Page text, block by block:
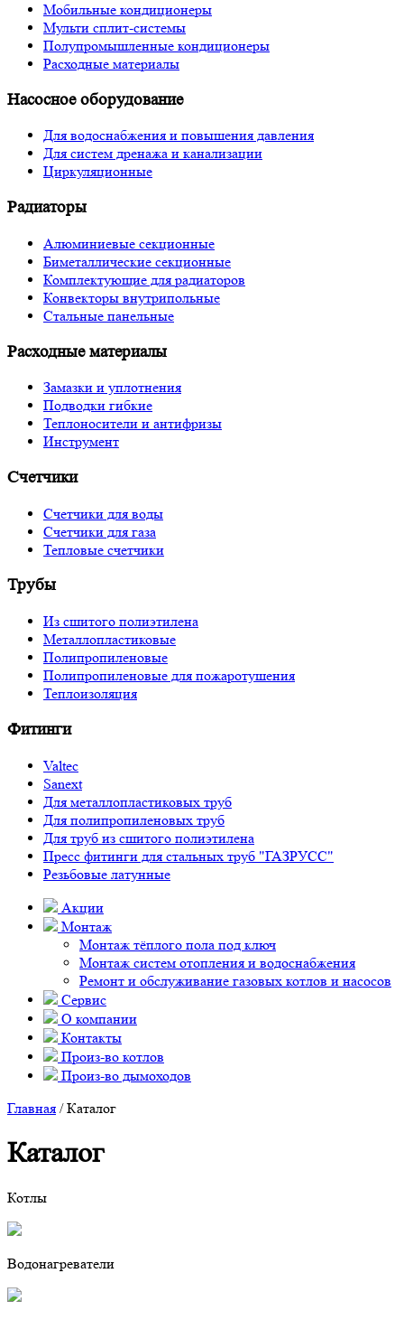
Мобильные кондиционеры
Мульти сплит-системы
Полупромышленные кондиционеры
Расходные материалы
Насосное оборудование
Для водоснабжения и повышения давления
Для систем дренажа и канализации
Циркуляционные
Радиаторы
Алюминиевые секционные
Биметаллические секционные
Комплектующие для радиаторов
Конвекторы внутрипольные
Стальные панельные
Расходные материалы
Замазки и уплотнения
Подводки гибкие
Теплоносители и антифризы
Инструмент
Счетчики
Счетчики для воды
Счетчики для газа
Тепловые счетчики
Трубы
Из сшитого полиэтилена
Металлопластиковые
Полипропиленовые
Полипропиленовые для пожаротушения
Теплоизоляция
Фитинги
Valtec
Sanext
Для металлопластиковых труб
Для полипропиленовых труб
Для труб из сшитого полиэтилена
Пресс фитинги для стальных труб "ГАЗРУСС"
Резьбовые латунные
Акции
Монтаж
Монтаж тёплого пола под ключ
Монтаж систем отопления и водоснабжения
Ремонт и обслуживание газовых котлов и насосов
Сервис
О компании
Контакты
Произ-во котлов
Произ-во дымоходов
Главная / Каталог
Каталог
Котлы
Водонагреватели